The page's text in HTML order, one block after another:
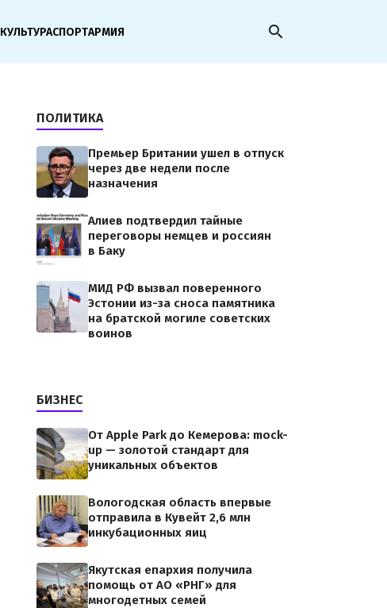
КУЛЬТУРАСПОРТАРМИЯ search
ПОЛИТИКА
Премьер Британии ушел в отпуск
через две недели после
назначения
Алиев подтвердил тайные
переговоры немцев и россиян
в Баку
МИД РФ вызвал поверенного
Эстонии из-за сноса памятника
на братской могиле советских
воинов
БИЗНЕС
От Apple Park до Кемерова: mock-
up — золотой стандарт для
уникальных объектов
Вологодская область впервые
отправила в Кувейт 2,6 млн
инкубационных яиц
Якутская епархия получила
помощь от АО «РНГ» для
многодетных семей